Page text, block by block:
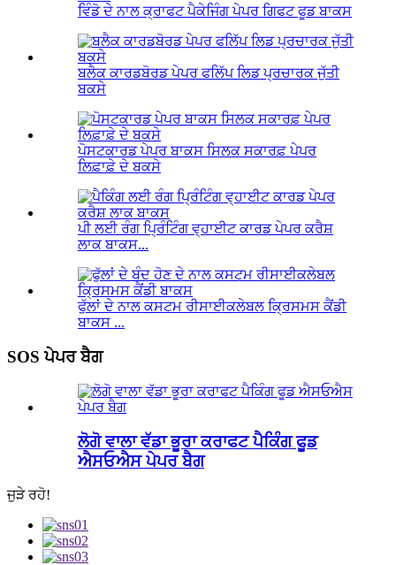
ਵਿੰਡੋ ਦੇ ਨਾਲ ਕ੍ਰਾਫਟ ਪੈਕੇਜਿੰਗ ਪੇਪਰ ਗਿਫਟ ਫੂਡ ਬਾਕਸ
ਬਲੈਕ ਕਾਰਡਬੋਰਡ ਪੇਪਰ ਫਲਿੱਪ ਲਿਡ ਪ੍ਰਚਾਰਕ ਜੁੱਤੀ
ਬਕਸੇ
ਪੋਸਟਕਾਰਡ ਪੇਪਰ ਬਾਕਸ ਸਿਲਕ ਸਕਾਰਫ਼ ਪੇਪਰ
ਲਿਫ਼ਾਫ਼ੇ ਦੇ ਬਕਸੇ
ਪੀ ਲਈ ਰੰਗ ਪ੍ਰਿੰਟਿੰਗ ਵ੍ਹਾਈਟ ਕਾਰਡ ਪੇਪਰ ਕਰੈਸ਼
ਲਾਕ ਬਾਕਸ...
ਫੁੱਲਾਂ ਦੇ ਨਾਲ ਕਸਟਮ ਰੀਸਾਈਕਲੇਬਲ ਕ੍ਰਿਸਮਸ ਕੈਂਡੀ
ਬਾਕਸ ...
SOS ਪੇਪਰ ਬੈਗ
ਲੋਗੋ ਵਾਲਾ ਵੱਡਾ ਭੂਰਾ ਕਰਾਫਟ ਪੈਕਿੰਗ ਫੂਡ
ਐਸਓਐਸ ਪੇਪਰ ਬੈਗ
ਜੁੜੇ ਰਹੋ!